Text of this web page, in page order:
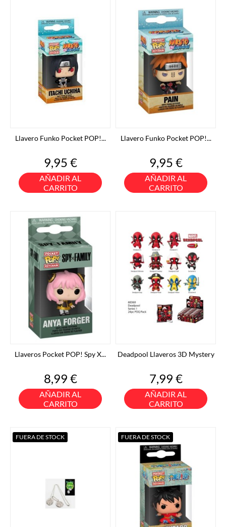
Llavero Funko Pocket POP!...
Precio
9,95 €
AÑADIR AL
CARRITO
Llavero Funko Pocket POP!...
Precio
9,95 €
AÑADIR AL
CARRITO
Llaveros Pocket POP! Spy X...
Precio
8,99 €
AÑADIR AL
CARRITO
Deadpool Llaveros 3D Mystery
Precio
7,99 €
AÑADIR AL
CARRITO
FUERA DE STOCK FUERA DE STOCK